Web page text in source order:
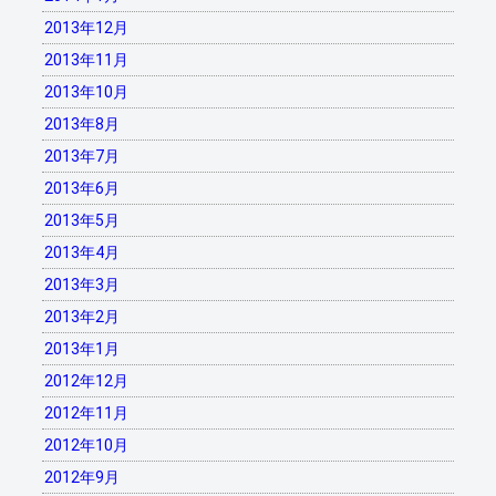
2013年12月
2013年11月
2013年10月
2013年8月
2013年7月
2013年6月
2013年5月
2013年4月
2013年3月
2013年2月
2013年1月
2012年12月
2012年11月
2012年10月
2012年9月